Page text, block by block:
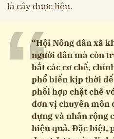
là cây dược liệu.
““Hội Nông dân xã
người dân mà còn
bắt các cơ chế,
phổ biến kịp thời
phối hợp chặt chẽ
đơn vị chuyên môn
dựng và nhân rộng
hiệu quả. Đặc biệt,